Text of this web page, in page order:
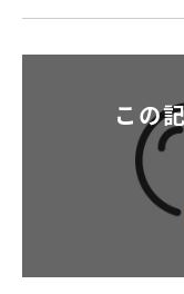
この